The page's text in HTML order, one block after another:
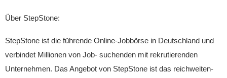
Über StepStone:
StepStone ist die führende Online-Jobbörse in Deutschland und
verbindet Millionen von Job- suchenden mit rekrutierenden
Unternehmen. Das Angebot von StepStone ist das reichweiten-